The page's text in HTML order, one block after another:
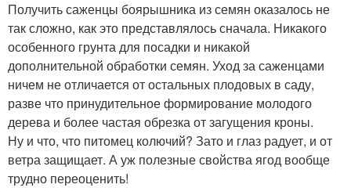
Получить саженцы боярышника из семян оказалось не
так сложно, как это представлялось сначала. Никакого
особенного грунта для посадки и никакой
дополнительной обработки семян. Уход за саженцами
ничем не отличается от остальных плодовых в саду,
разве что принудительное формирование молодого
дерева и более частая обрезка от загущения кроны.
Ну и что, что питомец колючий? Зато и глаз радует, и от
ветра защищает. А уж полезные свойства ягод вообще
трудно переоценить!